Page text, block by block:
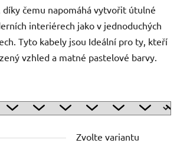
čemu napomáhá vytvořit útulné
interiérech jako v jednoduchých
Tyto kabely jsou Ideální pro ty, kteří
vzhled a matné pastelové barvy.
Zvolte variantu